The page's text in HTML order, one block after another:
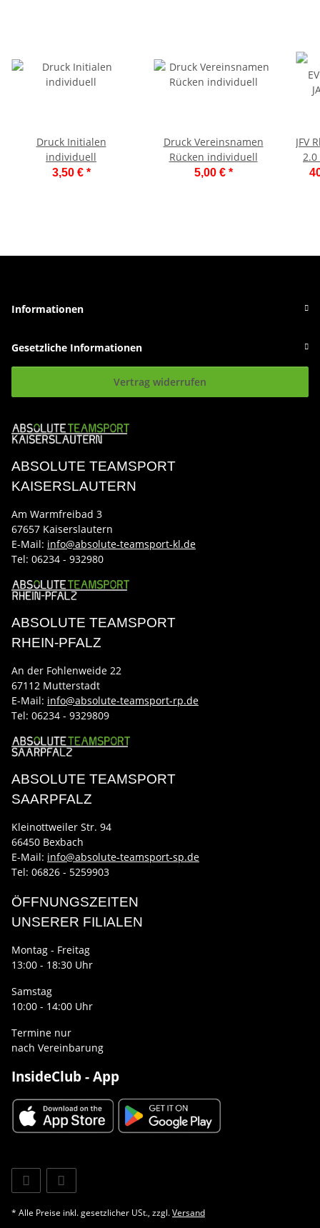
Druck Initialen
individuell
3,50 € *
Druck Vereinsnamen
Rücken individuell
5,00 € *
JFV
2.0
Informationen
Gesetzliche Informationen
Vertrag widerrufen
ABSOLUTE TEAMSPORT
KAISERSLAUTERN
Am Warmfreibad 3
67657 Kaiserslautern
E-Mail: info@absolute-teamsport-kl.de
Tel: 06234 - 932980
ABSOLUTE TEAMSPORT
RHEIN-PFALZ
An der Fohlenweide 22
67112 Mutterstadt
E-Mail: info@absolute-teamsport-rp.de
Tel: 06234 - 9329809
ABSOLUTE TEAMSPORT
SAARPFALZ
Kleinottweiler Str. 94
66450 Bexbach
E-Mail: info@absolute-teamsport-sp.de
Tel: 06826 - 5259903
ÖFFNUNGSZEITEN
UNSERER FILIALEN
Montag - Freitag
13:00 - 18:30 Uhr
Samstag
10:00 - 14:00 Uhr
Termine nur
nach Vereinbarung
InsideClub - App
* Alle Preise inkl. gesetzlicher USt., zzgl.Versand